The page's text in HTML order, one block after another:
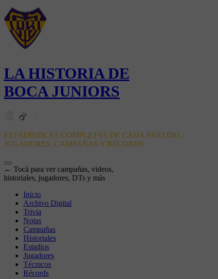
LA HISTORIA DE
BOCA JUNIORS
ESTADÍSTICAS COMPLETAS DE CADA PARTIDO -
JUGADORES, CAMPAÑAS Y RÉCORDS
← Tocá para ver campañas, videos,
historiales, jugadores, DTs y más
Inicio
Archivo Digital
Trivia
Notas
Campañas
Historiales
Estadios
Jugadores
Técnicos
Récords